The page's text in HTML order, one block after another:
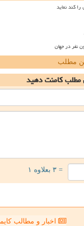
کند نماید
مطلب
مطلبکامنت دهید
= ۳ بعلاوه ۱
اخبار و مطالب